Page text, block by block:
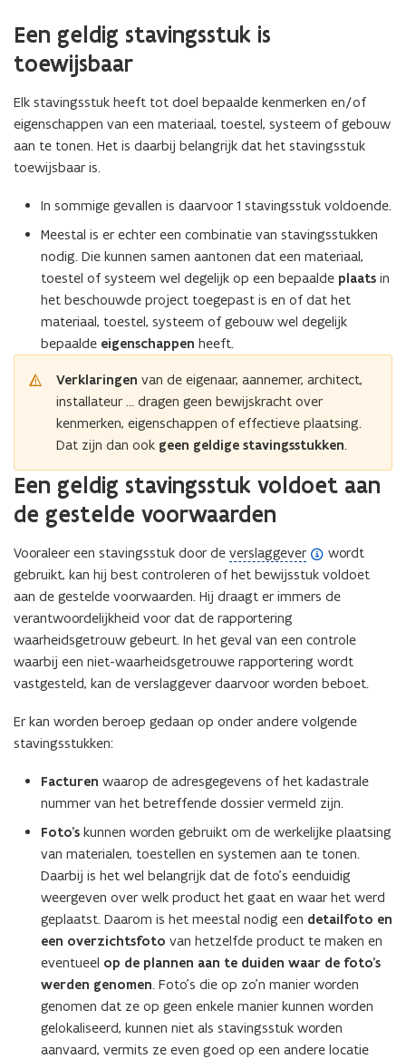
Een geldig stavingsstuk is
toewijsbaar
Elk stavingsstuk heeft tot doel bepaalde kenmerken en/of
eigenschappen van een materiaal, toestel, systeem of gebouw
aan te tonen. Het is daarbij belangrijk dat het stavingsstuk
toewijsbaar is.
In sommige gevallen is daarvoor 1 stavingsstuk voldoende.
Meestal is er echter een combinatie van stavingsstukken
nodig. Die kunnen samen aantonen dat een materiaal,
toestel of systeem wel degelijk op een bepaalde plaats in
het beschouwde project toegepast is en of dat het
materiaal, toestel, systeem of gebouw wel degelijk
bepaalde eigenschappen heeft.
Verklaringen van de eigenaar, aannemer, architect,
installateur … dragen geen bewijskracht over
kenmerken, eigenschappen of effectieve plaatsing.
Dat zijn dan ook geen geldige stavingsstukken.
Een geldig stavingsstuk voldoet aan
de gestelde voorwaarden
Vooraleer een stavingsstuk door de verslaggever
(
o
p
e
n
d
e
i
t
i
e
)
wordt
gebruikt, kan hij best controleren of het bewijsstuk voldoet
aan de gestelde voorwaarden. Hij draagt er immers de
verantwoordelijkheid voor dat de rapportering
waarheidsgetrouw gebeurt. In het geval van een controle
waarbij een niet-waarheidsgetrouwe rapportering wordt
vastgesteld, kan de verslaggever daarvoor worden beboet.
Er kan worden beroep gedaan op onder andere volgende
stavingsstukken:
Facturen waarop de adresgegevens of het kadastrale
nummer van het betreffende dossier vermeld zijn.
Foto’s kunnen worden gebruikt om de werkelijke plaatsing
van materialen, toestellen en systemen aan te tonen.
Daarbij is het wel belangrijk dat de foto’s eenduidig
weergeven over welk product het gaat en waar het werd
geplaatst. Daarom is het meestal nodig een detailfoto en
een overzichtsfoto van hetzelfde product te maken en
eventueel op de plannen aan te duiden waar de foto’s
werden genomen. Foto’s die op zo’n manier worden
genomen dat ze op geen enkele manier kunnen worden
gelokaliseerd, kunnen niet als stavingsstuk worden
aanvaard, vermits ze even goed op een andere locatie